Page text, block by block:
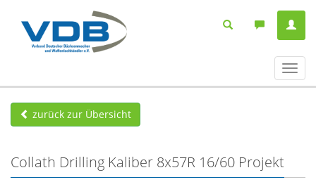
ein-/
zurück zur Übersicht
Collath Drilling Kaliber 8x57R 16/60 Projekt